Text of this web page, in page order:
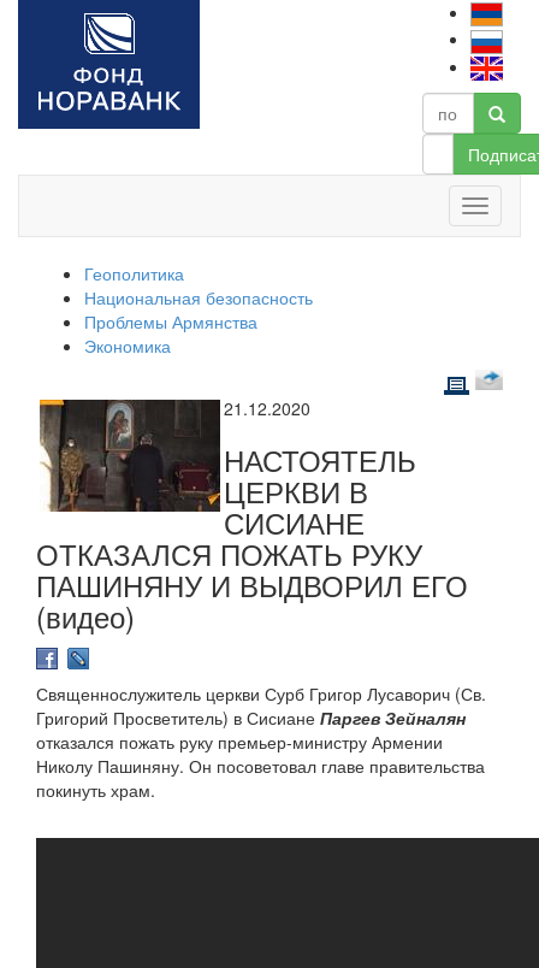
Геополитика
Национальная безопасность
Проблемы Армянства
Экономика
21.12.2020
НАСТОЯТЕЛЬ
ЦЕРКВИ В
СИСИАНЕ
ОТКАЗАЛСЯ ПОЖАТЬ РУКУ
ПАШИНЯНУ И ВЫДВОРИЛ ЕГО
(видео)
Священнослужитель церкви Сурб Григор Лусаворич (Св.
Григорий Просветитель) в Сисиане Паргев Зейналян
отказался пожать руку премьер-министру Армении
Николу Пашиняну. Он посоветовал главе правительства
покинуть храм.